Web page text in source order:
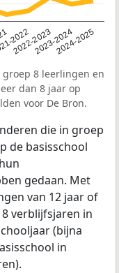
2022
2022-20232023-20242024-2025
8 leerlingen en
dan 8 jaar op
voor De Bron.
die in groep
de basisschool
gedaan. Met
van 12 jaar of
verblijfsjaren in
(bijna
in